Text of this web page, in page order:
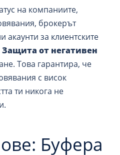
на компаниите,
брокерът
акаунти за клиентските
Защита от негативен
Това гарантира, че
с висок
ти никога не
Буфера